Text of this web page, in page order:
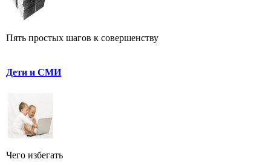
Пять простых шагов к совершенству
Дети и СМИ
Чего избегать